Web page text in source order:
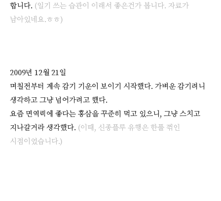
합니다. (일기 쓰는 습관이 이래서 좋은건가 봅니다. 자료가
남아있네요.ㅎㅎ)
2009년 12월 21일
며칠전부터 계속 감기 기운이 보이기 시작했다. 가벼운 감기려니
생각하고 그냥 넘어가려고 했다.
요즘 면역력에 좋다는 홍삼을 꾸준히 먹고 있으니, 그냥 스치고
지나갈거라 생각했다. (이때, 신종플루 유행은 한풀 꺾인
시점이었습니다.)